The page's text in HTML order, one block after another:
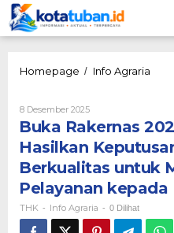
Lewati
ke
konten
Homepage / Info Agraria
yang
dan
untuk
8 Desember 2025Oleh
THK
Buka Rakernas
Hasilkan
Berkualitas untuk
Pelayanan kepada
THK - Info Agraria - 0 Dilihat